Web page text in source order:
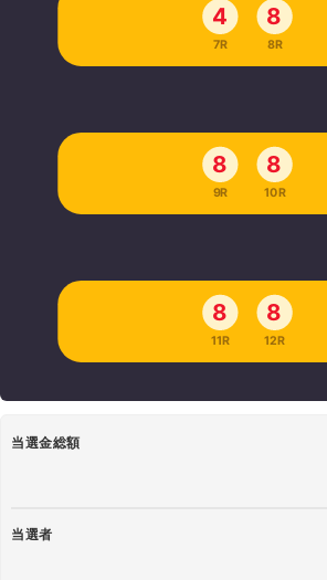
4
7R
8
8R
8
9R
8
10R
8
11R
8
12R
当選金総額
当選者